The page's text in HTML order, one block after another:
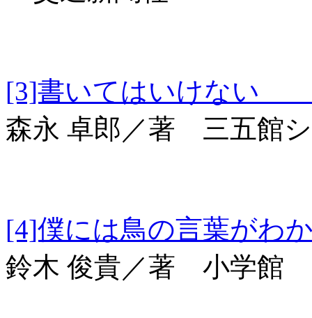
[3]書いてはいけな
森永 卓郎／著 三五館
[4]僕には鳥の言
鈴木 俊貴／著 小学館